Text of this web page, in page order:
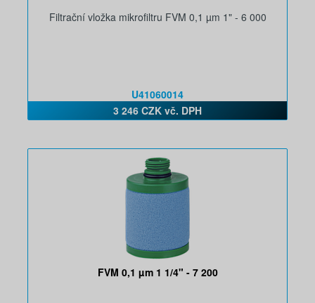
Filtrační vložka mikrofiltru FVM 0,1 µm 1" - 6 000
U41060014
3 246 CZK vč. DPH
FVM 0,1 µm 1 1/4" - 7 200